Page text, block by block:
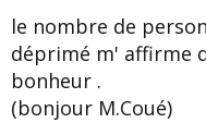
le nombre de
déprimé m' affirme
bonheur .
(bonjour M.Coué)